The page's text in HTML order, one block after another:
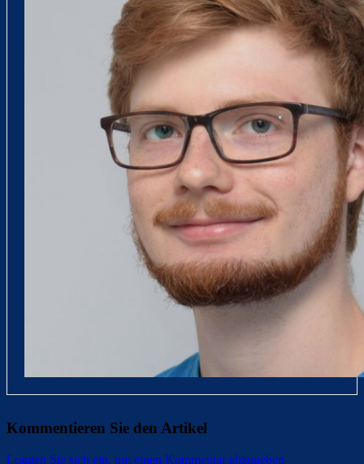
Kommentieren Sie den Artikel
Loggen Sie sich ein, um einen Kommentar abzugeben